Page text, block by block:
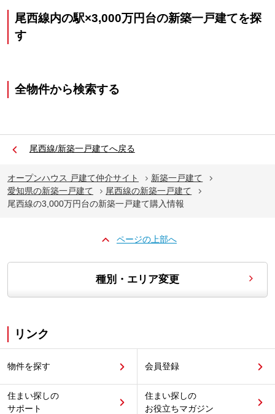
尾西線内の駅×3,000万円台の新築一戸建てを探
す
全物件から検索する
尾西線/新築一戸建てへ戻る
オープンハウス 戸建て仲介サイト
新築一戸建て
愛知県の新築一戸建て
尾西線の新築一戸建て
尾西線の3,000万円台の新築一戸建て購入情報
ページの上部へ
種別・エリア変更
リンク
物件を探す 会員登録
住まい探しの
サポート
住まい探しの
お役立ちマガジン